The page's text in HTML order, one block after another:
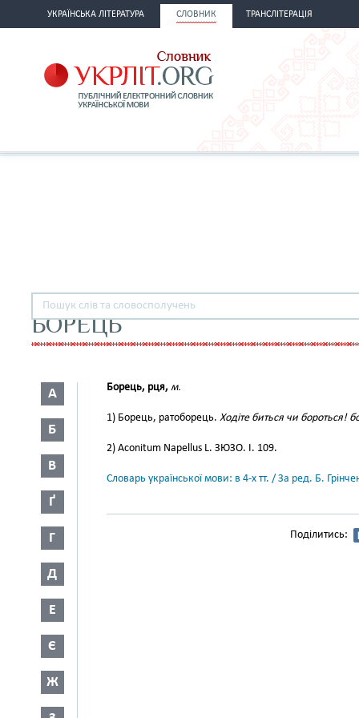
УКРАЇНСЬКА ЛІТЕРАТУРА СЛОВНИК ТРАНСЛІТЕРАЦІЯ
БОРЕЦЬ
А
Б
В
Ґ
Г
Д
Е
Є
Ж
Борець, рця, м.
1) Борець, ратоборець. Ходіте биться чи бороться!
2) Aconitum Napellus L. ЗЮЗО. І. 109.
Словарь української мови: в 4-х тт. / За ред. Б.
Поділитись: